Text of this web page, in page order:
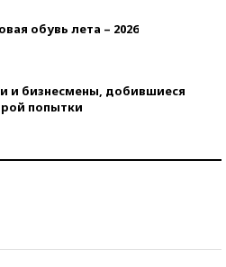
обувь лета – 2026
и бизнесмены, добившиеся
попытки